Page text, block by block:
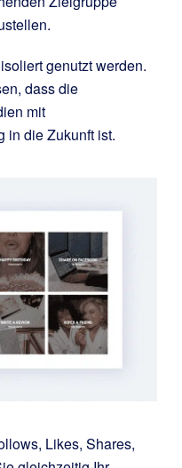
genutzt werden.
dass die
mit
in die Zukunft ist.
Likes, Shares,